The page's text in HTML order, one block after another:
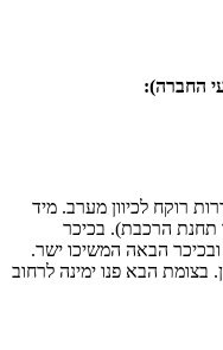
רוקח לכיוון מערב. מיד
תחנת הרכבת). בכיכר
ובכיכר הבאה המשיכו ישר.
בצומת הבא פנו ימינה לרחוב